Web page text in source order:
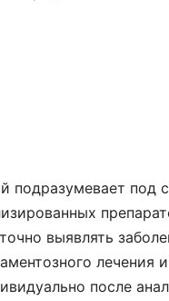
подразумевает под
выявлять
лечения
после